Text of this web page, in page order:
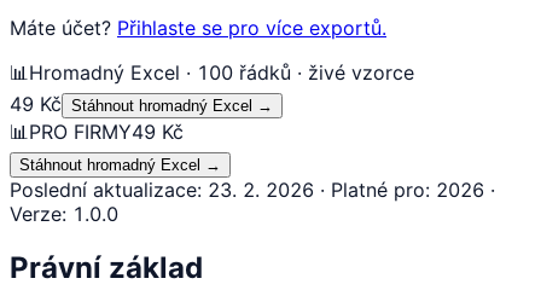
Máte účet? Přihlaste se pro více exportů.
📊 Hromadný Excel · 100 řádků · živé vzorce
49 Kč Stáhnout hromadný Excel →
📊 PRO FIRMY49 Kč
Stáhnout hromadný Excel →
Poslední aktualizace: 23. 2. 2026 · Platné pro: 2026 ·
Verze: 1.0.0
Právní základ